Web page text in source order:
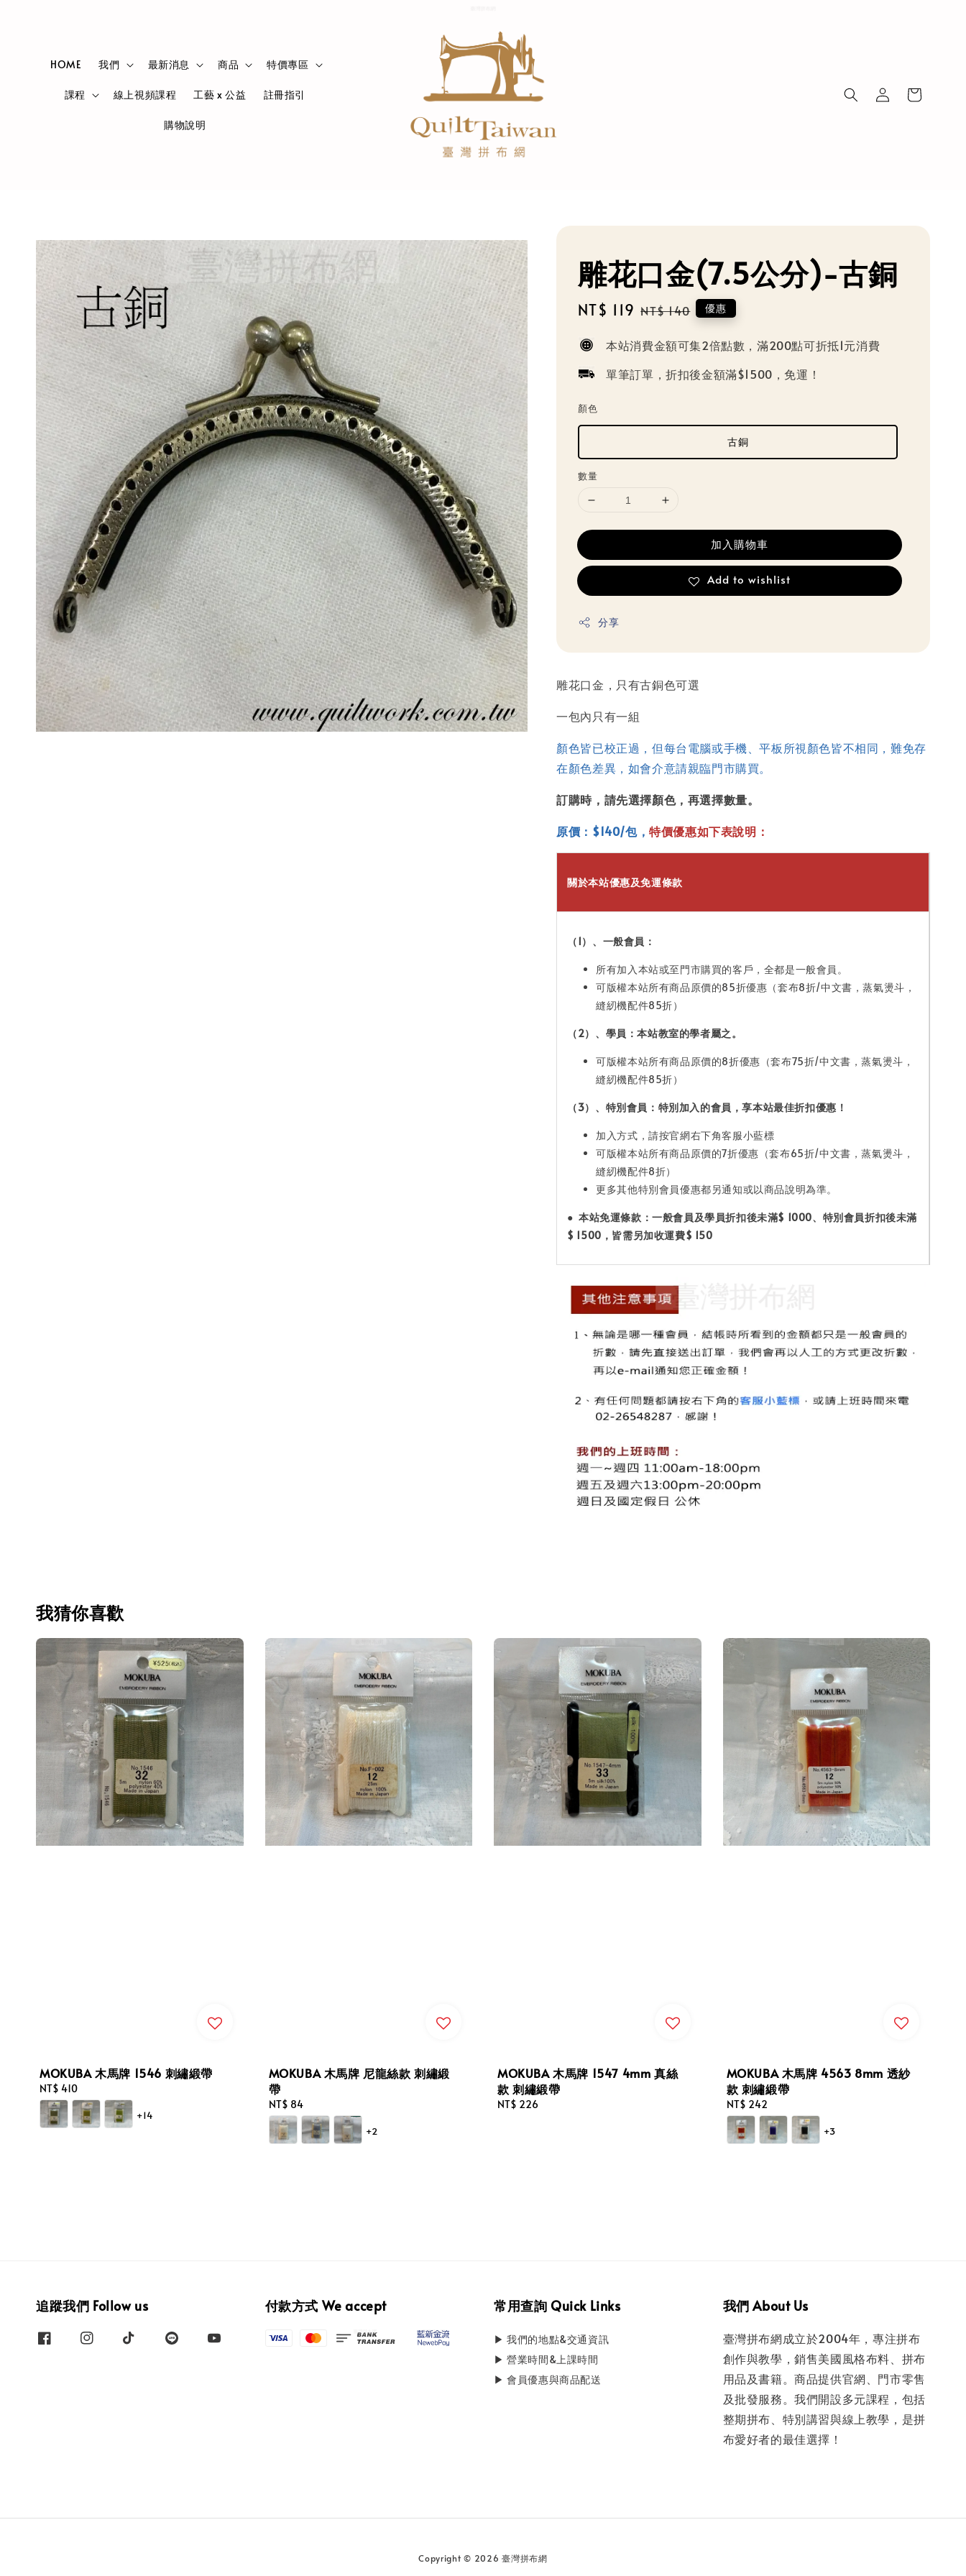
HOME 我們 最新消息 商品 特價專區
課程 線上視頻課程 工藝 x 公益 註冊指引
購物說明
雕花口金(7.5公分)-古銅
Sale
NT$ 119 Regular
NT$ 140 優惠
本站消費金額可集2倍點數，滿200點可折抵1元消費
單筆訂單，折扣後金額滿$1500，免運！
顏色
古銅
數量
加入購物車
Add to wishlist
分享
雕花口金，只有古銅色可選
一包內只有一組
顏色皆已校正過，但每台電腦或手機、平板所視顏色皆不相同，難免存
在顏色差異，如會介意請親臨門市購買。
訂購時，請先選擇顏色，再選擇數量。
原價：$140/包，特價優惠如下表說明：
關於本站優惠及免運條款
（1）、一般會員：
所有加入本站或至門市購買的客戶，全都是一般會員。
可版權本站所有商品原價的85折優惠（套布8折/中文書，蒸氣燙斗，
縫紉機配件85折）
（2）、學員：本站教室的學者屬之。
可版權本站所有商品原價的8折優惠（套布75折/中文書，蒸氣燙斗，
縫紉機配件85折）
（3）、特別會員：特別加入的會員，享本站最佳折扣優惠！
加入方式，請按官網右下角客服小藍標
可版權本站所有商品原價的7折優惠（套布65折/中文書，蒸氣燙斗，
縫紉機配件8折）
更多其他特別會員優惠都另通知或以商品說明為準。
● 本站免運條款：一般會員及學員折扣後未滿$ 1000、特別會員折扣後未滿
$ 1500 ，皆需另加收運費$ 150
我猜你喜歡
MOKUBA 木馬牌 1546 刺繡緞帶
Regular
price
NT$ 410
+14
MOKUBA 木馬牌 尼龍絲款 刺繡緞
帶
Regular
price
NT$ 84
+2
MOKUBA 木馬牌 1547 4mm 真絲
款 刺繡緞帶
Regular
NT$ 226
MOKUBA 木馬牌 4563 8mm 透紗
款 刺繡緞帶
Regular
price
NT$ 242
+3
追蹤我們 Follow us 付款方式 We accept 常用查詢 Quick Links
▶ 我們的地點&交通資訊
▶ 營業時間&上課時間
▶ 會員優惠與商品配送
我們 About Us
臺灣拼布網成立於2004年，專注拼布
創作與教學，銷售美國風格布料、拼布
用品及書籍。商品提供官網、門市零售
及批發服務。我們開設多元課程，包括
整期拼布、特別講習與線上教學，是拼
布愛好者的最佳選擇！
Copyright © 2026 臺灣拼布網